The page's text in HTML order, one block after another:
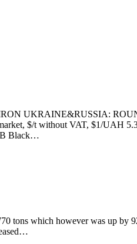
UKRAINE&RUSSIA:
$/t without VAT, $1/UAH
Black…
tons which however was up by